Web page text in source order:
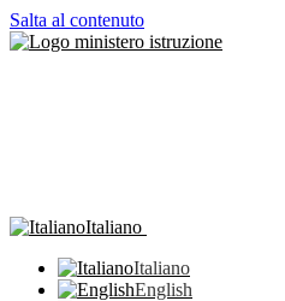
Salta al contenuto
Italiano
Italiano
English